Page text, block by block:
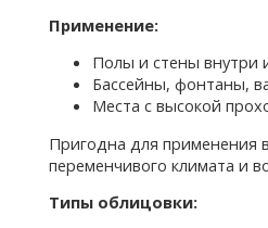
Применение:
Полы и стены внутри
Бассейны, фонтаны,
Места с высокой
Пригодна для применения
переменчивого климата и
Типы облицовки: